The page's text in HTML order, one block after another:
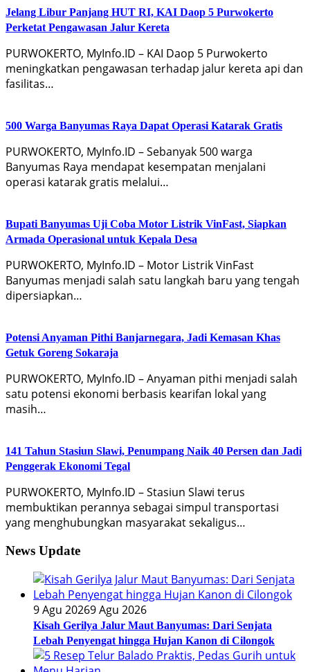
Jelang Libur Panjang HUT RI, KAI Daop 5 Purwokerto
Perketat Pengawasan Jalur Kereta
PURWOKERTO, MyInfo.ID – KAI Daop 5 Purwokerto
meningkatkan pengawasan terhadap jalur kereta api dan
fasilitas…
500 Warga Banyumas Raya Dapat Operasi Katarak Gratis
PURWOKERTO, MyInfo.ID – Sebanyak 500 warga
Banyumas Raya mendapat kesempatan menjalani
operasi katarak gratis melalui…
Bupati Banyumas Uji Coba Motor Listrik VinFast, Siapkan
Armada Operasional untuk Kepala Desa
PURWOKERTO, MyInfo.ID – Motor Listrik VinFast
Banyumas menjadi salah satu langkah baru yang tengah
dipersiapkan…
Potensi Anyaman Pithi Banjarnegara, Jadi Kemasan Khas
Getuk Goreng Sokaraja
PURWOKERTO, MyInfo.ID – Anyaman pithi menjadi salah
satu potensi ekonomi berbasis kearifan lokal yang
masih…
141 Tahun Stasiun Slawi, Penumpang Naik 40 Persen dan Jadi
Penggerak Ekonomi Tegal
PURWOKERTO, MyInfo.ID – Stasiun Slawi terus
membuktikan perannya sebagai simpul transportasi
yang menghubungkan masyarakat sekaligus…
News Update
9 Agu 20269 Agu 2026
Kisah Gerilya Jalur Maut Banyumas: Dari Senjata
Lebah Penyengat hingga Hujan Kanon di Cilongok